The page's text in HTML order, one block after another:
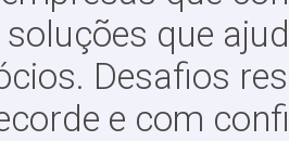
que
Desafios
e com